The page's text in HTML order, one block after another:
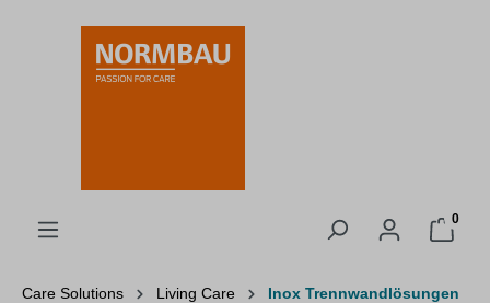
springen
0
Care Solutions Living Care Inox Trennwandlösungen